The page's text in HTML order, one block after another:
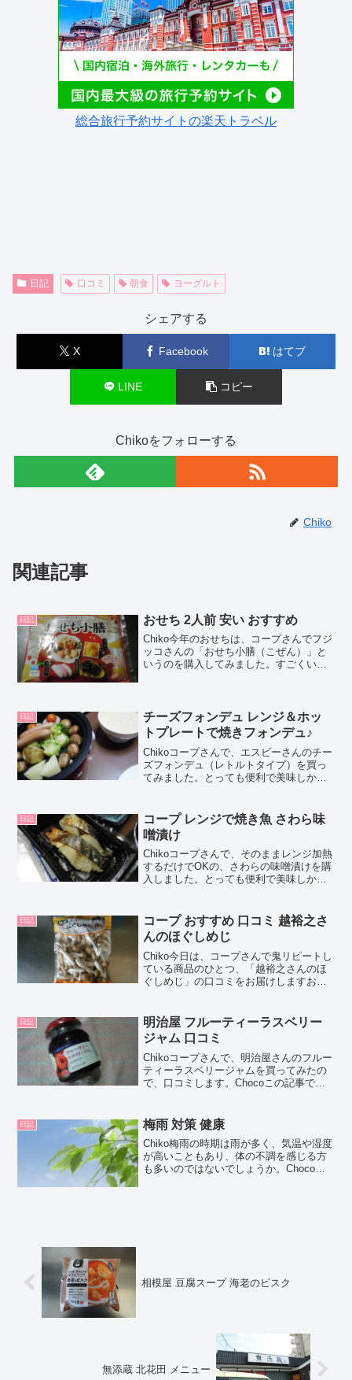
総合旅行予約サイトの楽天トラベル
日記 口コミ 朝食 ヨーグルト
シェアする
X Facebook はてブ
LINE コピー
Chikoをフォローする
Chiko
関連記事
日記 おせち 2人前 安い おすすめ
Chiko今年のおせちは、コープさんでフジ
ッコさんの「おせち小膳（こぜん）」と
いうのを購入してみました。すごくいい
な口コミや、カ...
日記
チーズフォンデュ レンジ＆ホッ
トプレートで焼きフォンデュ♪
Chikoコープさんで、エスビーさんのチー
ズフォンデュ（レトルトタイプ）を買っ
てみました。とっても便利で美味しかっ
ー チーズフォンデュ（レトルトタイプ）
の正直な口コ...
日記
コープ レンジで焼き魚 さわら味
噌漬け
Chikoコープさんで、そのままレンジ加熱
するだけでOKの、さわらの味噌漬けを購
入しました。とっても便利で美味しかっ
ら味噌漬けの正直な口コミやカロリーな
どの栄...
日記
コープ おすすめ 口コミ 越裕之さ
んのほぐしめじ
Chiko今日は、コープさんで鬼リピートし
ている商品のひとつ、「越裕之さんのほ
ぐしめじ」の口コミをお届けしますおん
コミやカロリーなどの栄養成分について
紹介するよ...
日記
明治屋 フルーティーラスベリー
ジャム 口コミ
Chikoコープさんで、明治屋さんのフルー
ティーラスベリージャムを買ってみたの
で、口コミします。Chocoこの記事で
成分について紹介するよ！お買い得アイ
テムが大集合！...
日記 梅雨 対策 健康
Chiko梅雨の時期は雨が多く、気温や湿度
が高いこともあり、体の不調を感じる方
も多いのではないでしょうか。Chocoこ
相模屋 豆腐スープ 海老のビスク
無添蔵 北花田 メニュー